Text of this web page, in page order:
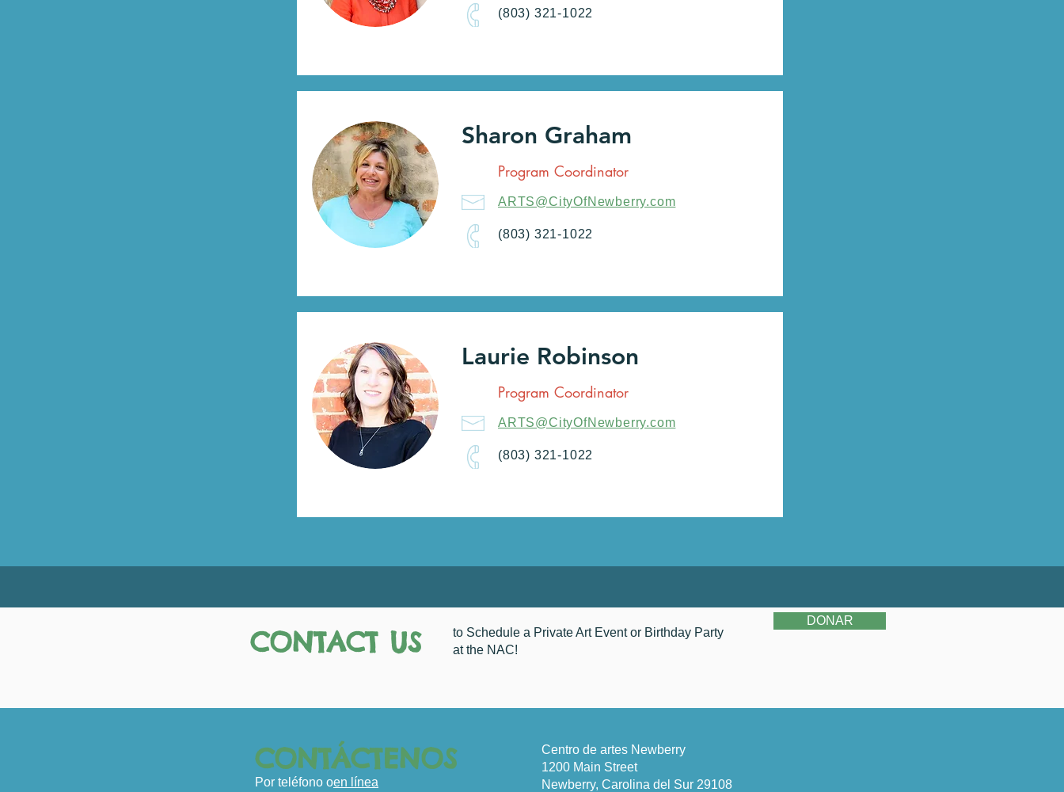
(803) 321-1022
Sharon Graham
Program Coordinator
ARTS@CityOfNewberry.com
(803) 321-1022
Laurie Robinson
Program Coordinator
ARTS@CityOfNewberry.com
(803) 321-1022
CONTACT US
to Schedule a Private Art Event or Birthday Party
at the NAC!
DONAR
CONTÁCTENOS
Por teléfono oen línea
Centro de artes Newberry
1200 Main Street
Newberry, Carolina del Sur 29108